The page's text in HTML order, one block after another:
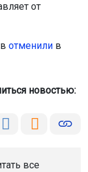
от
отменили в
новостью:
все